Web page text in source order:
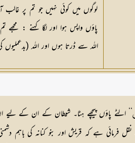
لوگوں میں کوئی نہیں جو تم پر
پاؤں واپس ہوا اور لگا کہنے :
اللہ سے ڈرتا ہوں اور اللہ
‘‘ الٹے پاؤں پیچھے ہٹا۔ شیطان کے ان کے
فرمائی ہے کہ قریش اور بنو کنانہ کی باہم